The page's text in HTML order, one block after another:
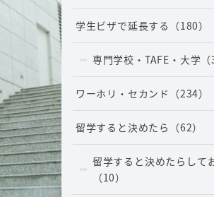
学生ビザで延長する （180）
専門学校・TAFE・大学
ワーホリ・セカンド （234）
留学すると決めたら （62）
留学すると決めたらして
（10）